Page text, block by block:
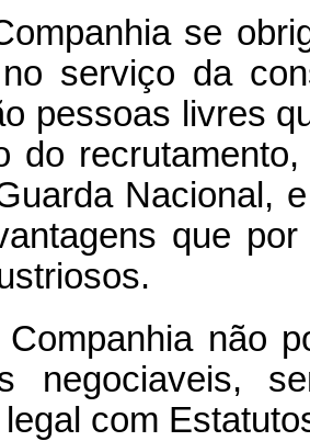
se
serviço da
pessoas livres
do
Nacional,
que
Companhia não
negociaveis,
com